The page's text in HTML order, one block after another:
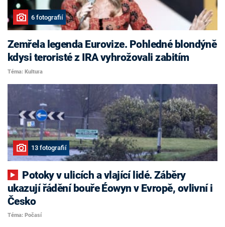
6 fotografií
Zemřela legenda Eurovize. Pohledné blondýně
kdysi teroristé z IRA vyhrožovali zabitím
Téma: Kultura
13 fotografií
ukazují řádění bouře Éowyn v Evropě, ovlivní i
Česko
Téma: Počasí